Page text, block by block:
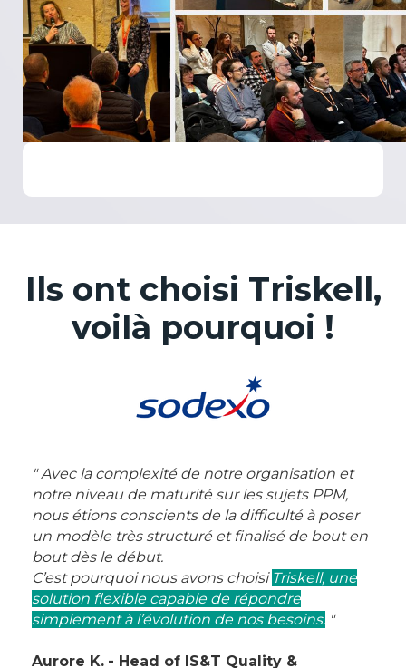
Ils ont choisi Triskell,
voilà pourquoi !
" Avec la complexité de notre organisation et
notre niveau de maturité sur les sujets PPM,
nous étions conscients de la difficulté à poser
un modèle très structuré et finalisé de bout en
bout dès le début.
C’est pourquoi nous avons choisi Triskell, une
solution flexible capable de répondre
simplement à l’évolution de nos besoins. "
Aurore K. - Head of IS&T Quality &